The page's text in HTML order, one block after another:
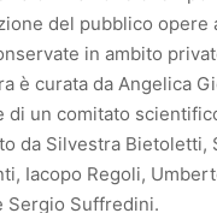
del pubblico opere
in ambito
è curata da Angelica
di un comitato
da Silvestra Bietoletti,
Iacopo Regoli,
Sergio Suffredini.